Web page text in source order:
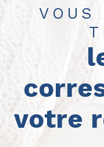
VOUS
votre